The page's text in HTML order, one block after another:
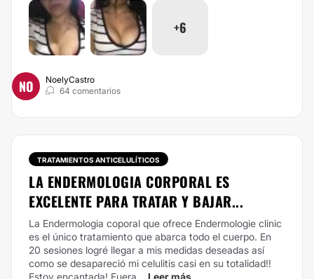
+6
NO
NoelyCastro
64 comentarios
TRATAMIENTOS ANTICELULÍTICOS
LA ENDERMOLOGIA CORPORAL ES
EXCELENTE PARA TRATAR Y BAJAR...
La Endermologia coporal que ofrece Endermologie clinic
es el único tratamiento que abarca todo el cuerpo. En
20 sesiones logré llegar a mis medidas deseadas así
como se desapareció mi celulitis casi en su totalidad!!
Estoy encantada! Fuera... Leer más